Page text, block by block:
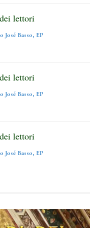
lettori
José Basso, EP
lettori
José Basso, EP
lettori
José Basso, EP